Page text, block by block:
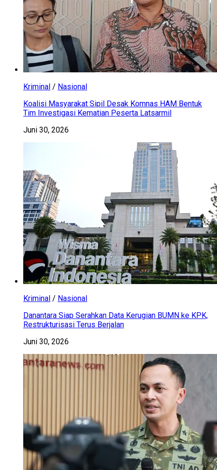
Kriminal / Nasional
Koalisi Masyarakat Sipil Desak Komnas HAM Bentuk
Tim Investigasi Kematian Peserta Latsarmil
Juni 30, 2026
Kriminal / Nasional
Danantara Siap Serahkan Data Kerugian BUMN ke KPK,
Restrukturisasi Terus Berjalan
Juni 30, 2026